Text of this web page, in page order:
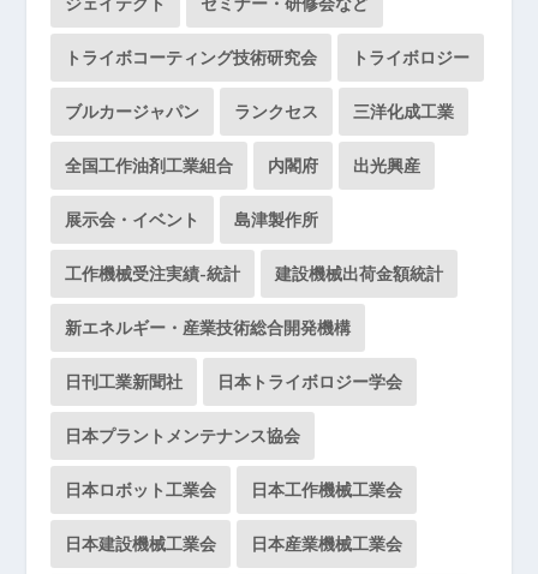
トライボコーティング技術研究会 トライボロジー
ブルカージャパン ランクセス 三洋化成工業
全国工作油剤工業組合 内閣府 出光興産
展示会・イベント 島津製作所
工作機械受注実績-統計 建設機械出荷金額統計
新エネルギー・産業技術総合開発機構
日刊工業新聞社 日本トライボロジー学会
日本プラントメンテナンス協会
日本ロボット工業会 日本工作機械工業会
日本建設機械工業会 日本産業機械工業会